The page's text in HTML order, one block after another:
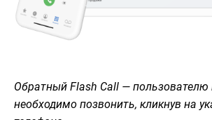
Обратный Flash Call — пользователю
необходимо позвонить, кликнув на